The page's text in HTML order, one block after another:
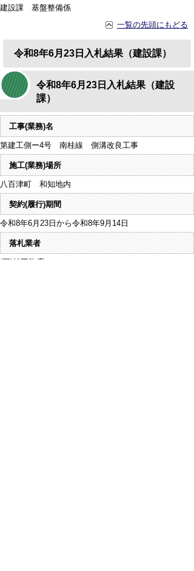
建設課 基盤整備係
一覧の先頭にもどる
令和8年6月23日入札結果（建設課）
令和8年6月23日入札結果（建設
課）
工事(業務)名
第建工側ー4号 南桂線 側溝改良工事
施工(業務)場所
八百津町 和知地内
契約(履行)期間
令和8年6月23日から令和8年9月14日
落札業者
(同)旭工務店